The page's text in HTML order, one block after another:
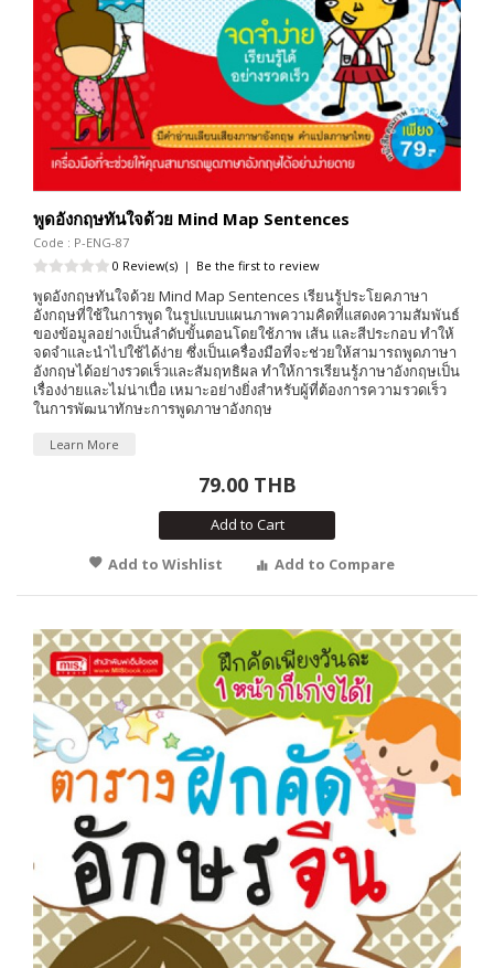
พูดอังกฤษทันใจด้วย Mind Map Sentences
Code : P-ENG-87
0 Review(s) | Be the first to review
พูดอังกฤษทันใจด้วย Mind Map Sentences เรียนรู้ประโยคภาษา
อังกฤษที่ใช้ในการพูด ในรูปแบบแผนภาพความคิดที่แสดงความสัมพันธ์
ของข้อมูลอย่างเป็นลำดับขั้นตอนโดยใช้ภาพ เส้น และสีประกอบ ทำให้
จดจำและนำไปใช้ได้ง่าย ซึ่งเป็นเครื่องมือที่จะช่วยให้สามารถพูดภาษา
อังกฤษได้อย่างรวดเร็วและสัมฤทธิผล ทำให้การเรียนรู้ภาษาอังกฤษเป็น
เรื่องง่ายและไม่น่าเบื่อ เหมาะอย่างยิ่งสำหรับผู้ที่ต้องการความรวดเร็ว
ในการพัฒนาทักษะการพูดภาษาอังกฤษ
Learn More
79.00 THB
Add to Cart
Add to Wishlist
Add to Compare